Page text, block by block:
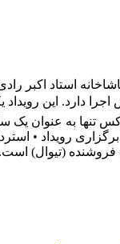
می شود. این رویداد
به عنوان یک
برگزاری رویداد •
فروشنده (تیوال)